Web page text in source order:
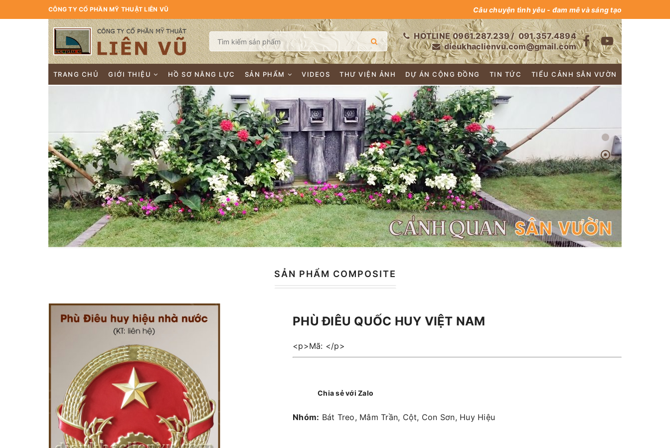
CÔNG TY CỔ PHẦN MỸ THUẬT LIÊN VŨ Câu chuyện tình yêu - đam mê và sáng tạo
HOTLINE 0961.287.239/ 091.357.4894
dieukhaclienvu.com@gmail.com
TRANG CHỦ GIỚI THIỆU HỒ SƠ NĂNG LỰC SẢN PHẨM VIDEOS THƯ VIỆN ẢNH DỰ ÁN CỘNG ĐỒNG TIN TỨC TIỂU CẢNH SÂN VƯỜN
SẢN PHẨM COMPOSITE
PHÙ ĐIÊU QUỐC HUY VIỆT NAM
<p>Mã: </p>
Chia sẻ với Zalo
Nhóm: Bát Treo, Mâm Trần, Cột, Con Sơn, Huy Hiệu